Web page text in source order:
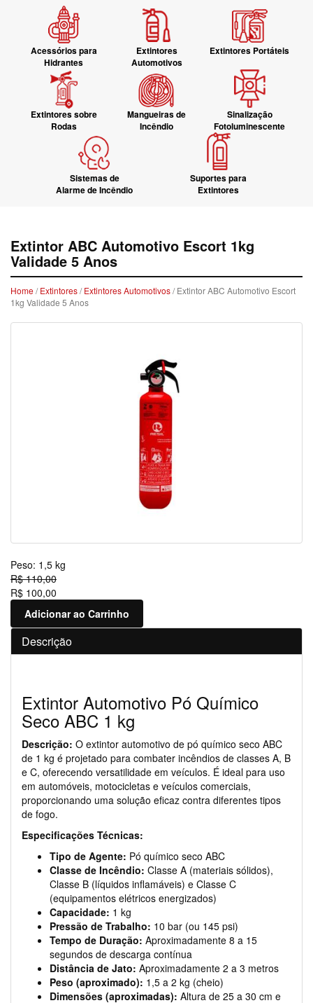
Acessórios para
Hidrantes
Extintores
Automotivos
Extintores Portáteis
Extintores sobre
Rodas
Mangueiras de
Incêndio
Sinalização
Fotoluminescente
Sistemas de
Alarme de Incêndio
Suportes para
Extintores
Extintor ABC Automotivo Escort 1kg
Validade 5 Anos
Home/Extintores/Extintores Automotivos/ Extintor ABC Automotivo Escort
1kg Validade 5 Anos
Peso: 1,5 kg
R$ 110,00
R$ 100,00
Adicionar ao Carrinho
Descrição
Extintor Automotivo Pó Químico
Seco ABC 1 kg
Descrição: O extintor automotivo de pó químico seco ABC
de 1 kg é projetado para combater incêndios de classes A, B
e C, oferecendo versatilidade em veículos. É ideal para uso
em automóveis, motocicletas e veículos comerciais,
proporcionando uma solução eficaz contra diferentes tipos
de fogo.
Especificações Técnicas:
Tipo de Agente: Pó químico seco ABC
Classe de Incêndio: Classe A (materiais sólidos),
Classe B (líquidos inflamáveis) e Classe C
(equipamentos elétricos energizados)
Capacidade: 1 kg
Pressão de Trabalho: 10 bar (ou 145 psi)
Tempo de Duração: Aproximadamente 8 a 15
segundos de descarga contínua
Distância de Jato: Aproximadamente 2 a 3 metros
Peso (aproximado): 1,5 a 2 kg (cheio)
Dimensões (aproximadas): Altura de 25 a 30 cm e